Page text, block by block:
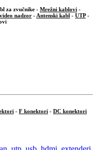
za zvučnike - Mrežni kablovi -
nadzor - Antenski kabl - UTP-
- F konektori - DC konektori